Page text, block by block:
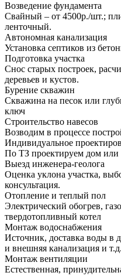
Возведение фундамента
Свайный – от 4500р./шт.;
ленточный.
Автономная канализация
Установка септиков из
Подготовка участка
Снос старых построек,
деревьев и кустов.
Бурение скважин
Скважина на песок или
ключ
Строительство навесов
Возводим в процессе
Индивидуальное
По ТЗ проектируем дом
Выезд инженера-геолога
Оценка уклона участка,
консультация.
Отопление и теплый пол
Электрический обогрев,
твердотопливный котел
Монтаж водоснабжения
Источник, доставка воды в
и внешняя канализация и т.д.
Монтаж вентиляции
Естественная,